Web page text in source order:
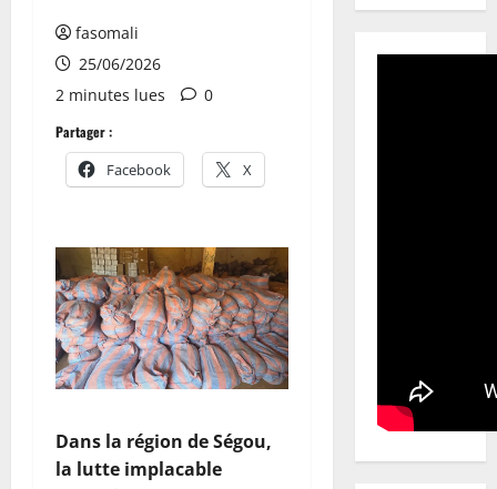
fasomali
25/06/2026
2 minutes lues
0
Partager :
Facebook X
Dans la région de Ségou,
la lutte implacable